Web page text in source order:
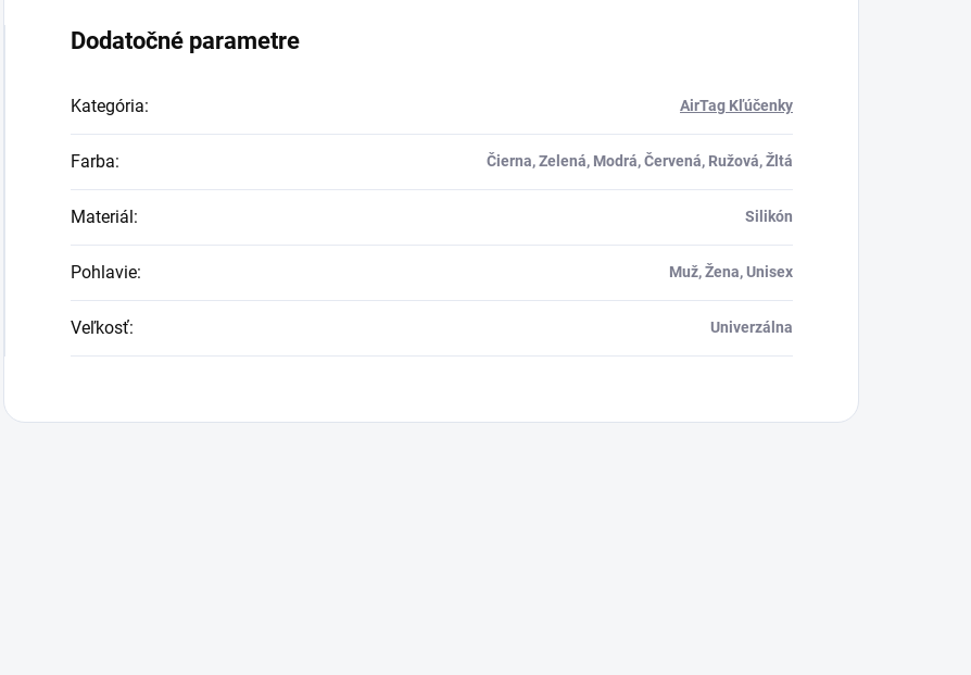
Dodatočné parametre
Kategória: AirTag Kľúčenky
Farba: Čierna, Zelená, Modrá, Červená, Ružová, Žltá
Materiál: Silikón
Pohlavie: Muž, Žena, Unisex
Veľkosť: Univerzálna